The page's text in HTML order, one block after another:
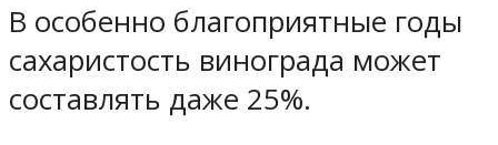
В особенно благоприятные годы
сахаристость винограда может
составлять даже 25%.